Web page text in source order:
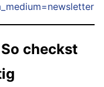
checkst